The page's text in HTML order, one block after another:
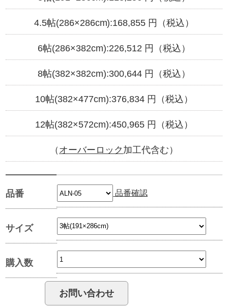
4.5帖(286×286cm):168,855 円（税込）
6帖(286×382cm):226,512 円（税込）
8帖(382×382cm):300,644円（税込）
10帖(382×477cm):376,834円（税込）
12帖(382×572cm):450,965円（税込）
（ オーバーロック 加工代含む）
品番 品番確認
サイズ
購入数